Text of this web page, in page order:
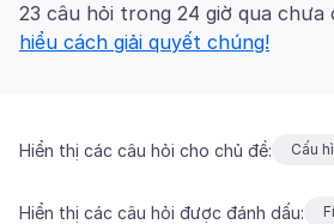
23 câu hỏi trong 24 giờ qua chưa
hiểu cách giải quyết chúng!
Hiển thị các câu hỏi cho chủ đề: Cấu
Hiển thị các câu hỏi được đánh dấu: